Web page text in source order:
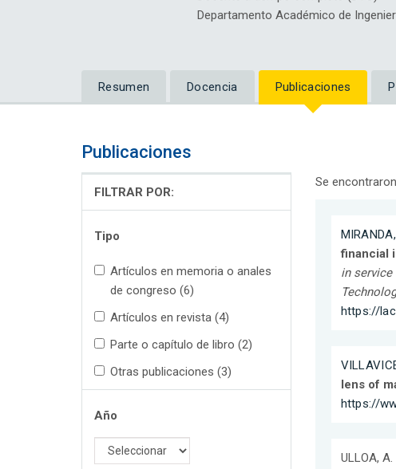
Departamento Académico de
Resumen Docencia Publicaciones
Publicaciones
FILTRAR POR:
Tipo
Artículos en memoria o anales
de congreso (6)
Artículos en revista (4)
Parte o capítulo de libro (2)
Otras publicaciones (3)
Año
Se
financial
in service
https://
lens of
https://
ULLOA, A.